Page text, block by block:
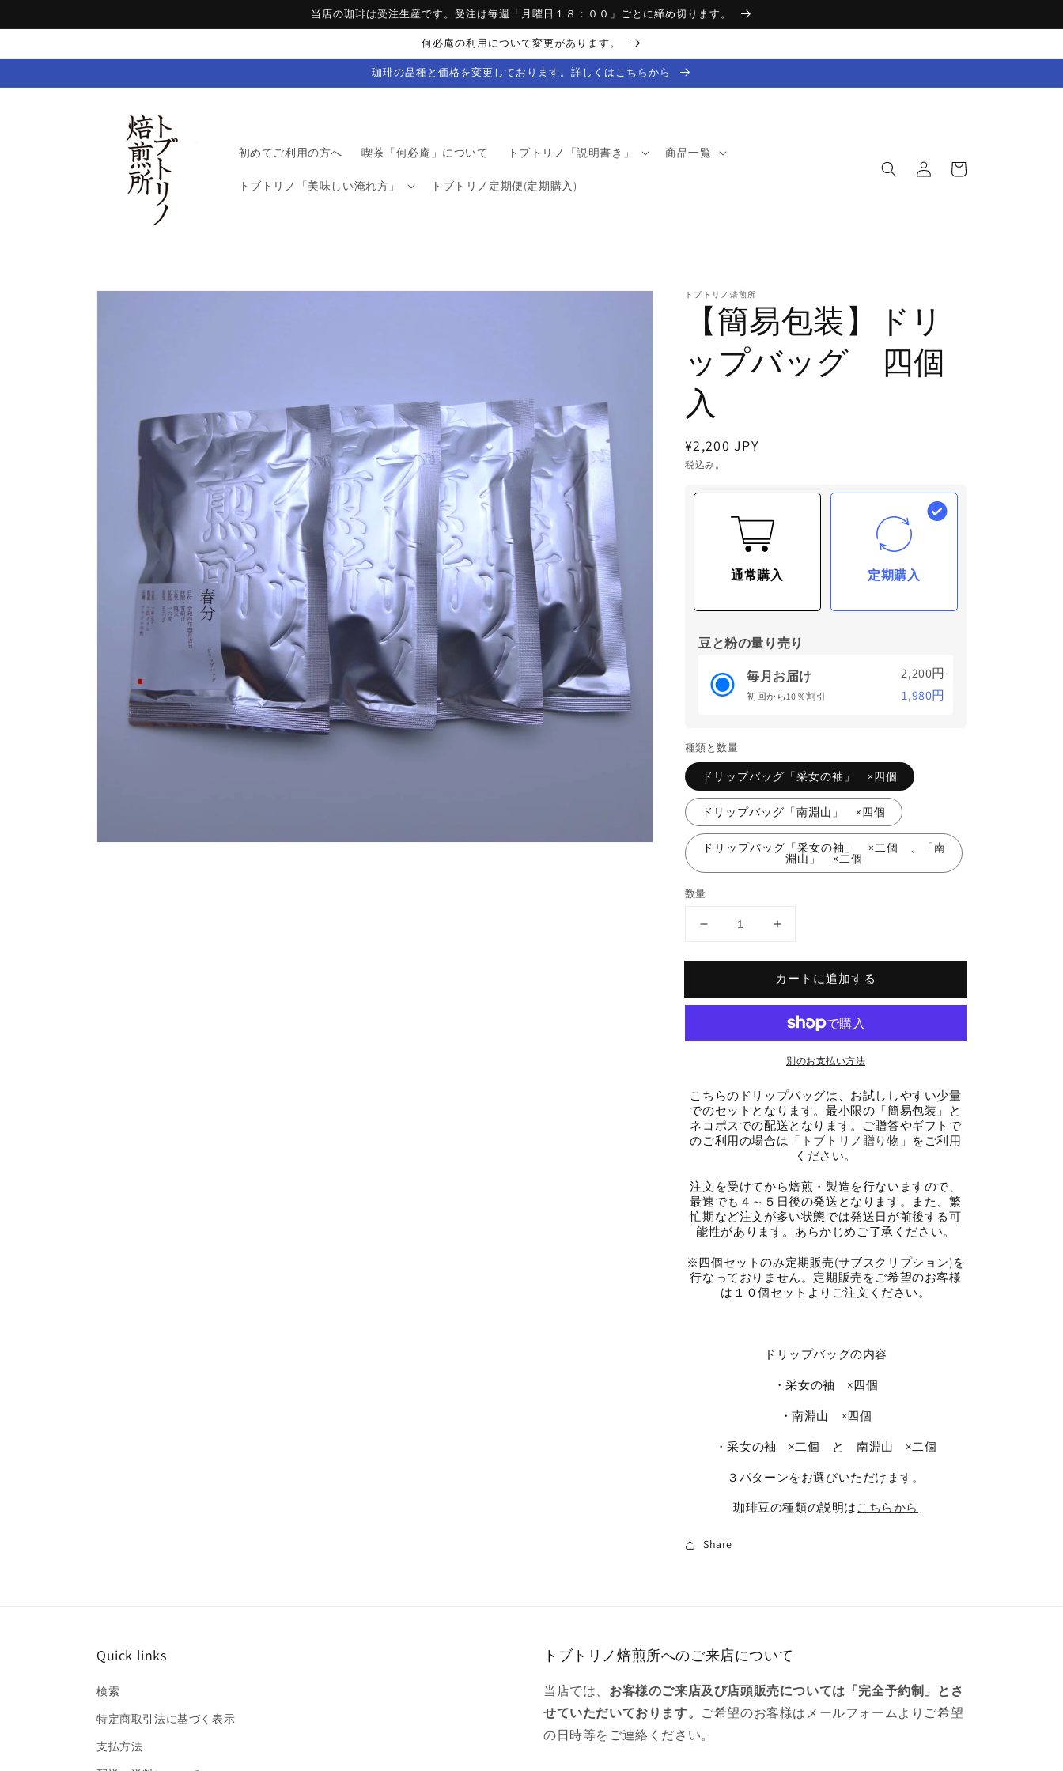
進む
当店の珈琲は受注生産です。受注は毎週「月曜日１８：００」ごとに締め切ります。
何必庵の利用について変更があります。
珈琲の品種と価格を変更しております。詳しくはこちらから
初めてご利用の方へ 喫茶「何必庵」について トブトリノ「説明書き」 商品一覧
トブトリノ「美味しい淹れ方」 トブトリノ定期便(定期購入)
グ
イ
ー
商品情
ギ
ャ
ー
ビ
ュ
掲
載
さ
ア
トブトリノ焙煎所
【簡易包装】ドリ
ップバッグ 四個
入
通
常
価
¥2,200 JPY
税込み。
通常購入 定期購入
豆と粉の量り売り
毎月お届け
初回から10％割引
2,200円
1,980円
種類と数量
ドリップバッグ「采女の袖」 ×四個
ドリップバッグ「南淵山」 ×四個
ドリップバッグ「采女の袖」 ×二個 、「南
淵山」 ×二個
数量
ド
ッ
ッ
グ
四
入
の
数
量
を
減
【簡
包
装】
ド
リ
ッ
プ
ッ
グ
四
入
の
数
量
を
増
や
カートに追加する
別のお支払い方法
こちらのドリップバッグは、お試ししやすい少量
でのセットとなります。最小限の「簡易包装」と
ネコポスでの配送となります。ご贈答やギフトで
のご利用の場合は「 トブトリノ贈り物 」をご利用
ください。
注文を受けてから焙煎・製造を行ないますので、
最速でも４～５日後の発送となります。また、繁
忙期など注文が多い状態では発送日が前後する可
能性があります。あらかじめご了承ください。
※四個セットのみ定期販売(サブスクリプション)を
行なっておりません。定期販売をご希望のお客様
は１０個セットよりご注文ください。
ドリップバッグの内容
・采女の袖 ×四個
・南淵山 ×四個
・采女の袖 ×二個 と 南淵山 ×二個
３パターンをお選びいただけます。
珈琲豆の種類の説明は こちらから
Share
Quick links
検索
特定商取引法に基づく表示
支払方法
トブトリノ焙煎所へのご来店について
当店では、 お客様のご来店及び店頭販売については「完全予約制」とさ
せていただいております。 ご希望のお客様はメールフォームよりご希望
の日時等をご連絡ください。